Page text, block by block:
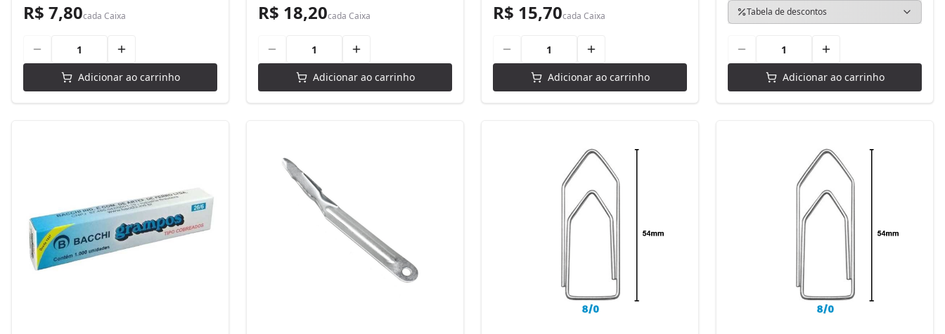
R$ 7,80cada Caixa
Adicionar ao carrinho
R$ 18,20cada Caixa
Adicionar ao carrinho
R$ 15,70cada Caixa
Adicionar ao carrinho
Tabela de descontos
Adicionar ao carrinho